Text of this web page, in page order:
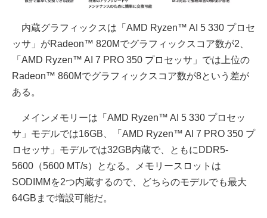
内蔵グラフィックスは「AMD Ryzen™ AI 5 330 プロセ
ッサ」がRadeon™ 820Mでグラフィックスコア数が2、
「AMD Ryzen™ AI 7 PRO 350 プロセッサ」では上位の
Radeon™ 860Mでグラフィックスコア数が8という差が
ある。
メインメモリーは「AMD Ryzen™ AI 5 330 プロセッ
サ」モデルでは16GB、「AMD Ryzen™ AI 7 PRO 350 プ
ロセッサ」モデルでは32GB内蔵で、ともにDDR5-
5600（5600 MT/s）となる。メモリースロットは
SODIMMを2つ内蔵するので、どちらのモデルでも最大
64GBまで増設可能だ。